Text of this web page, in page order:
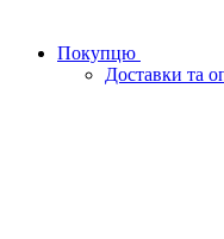
Покупцю
Доставки та